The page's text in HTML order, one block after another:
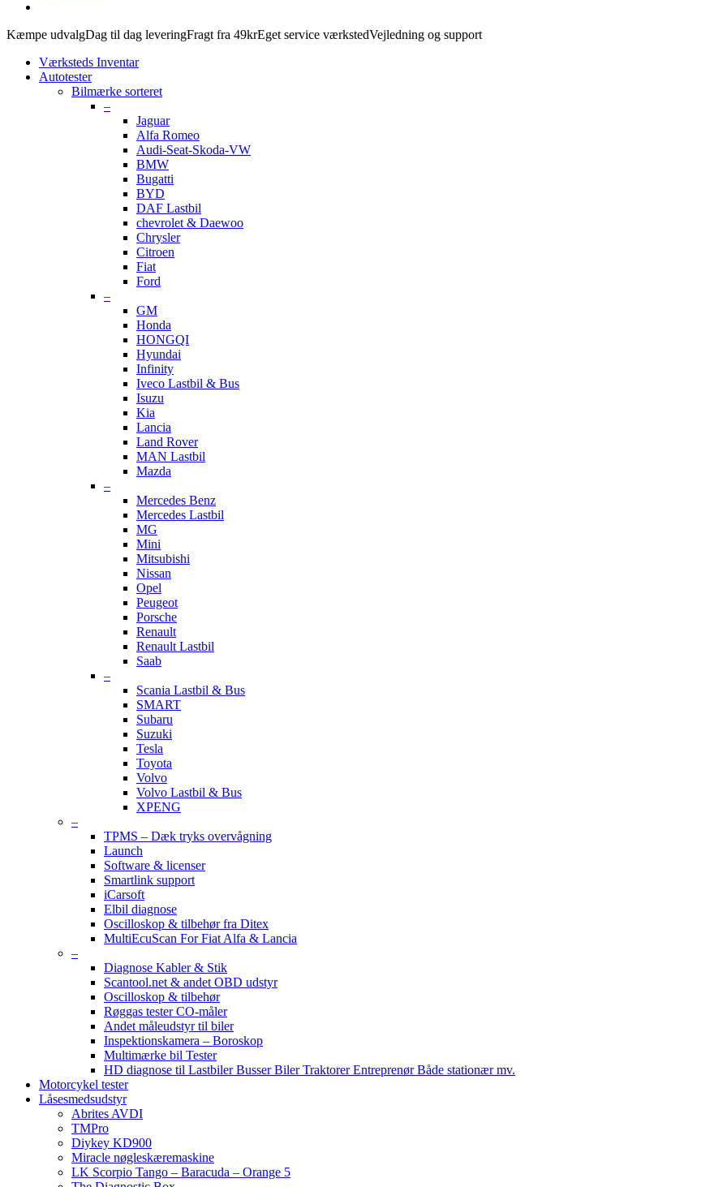
Kæmpe udvalgDag til dag leveringFragt fra 49krEget service værkstedVejledning og support
Værksteds Inventar
Autotester
Bilmærke sorteret
–
Jaguar
Alfa Romeo
Audi-Seat-Skoda-VW
BMW
Bugatti
BYD
DAF Lastbil
chevrolet & Daewoo
Chrysler
Citroen
Fiat
Ford
–
GM
Honda
HONGQI
Hyundai
Infinity
Iveco Lastbil & Bus
Isuzu
Kia
Lancia
Land Rover
MAN Lastbil
Mazda
–
Mercedes Benz
Mercedes Lastbil
MG
Mini
Mitsubishi
Nissan
Opel
Peugeot
Porsche
Renault
Renault Lastbil
Saab
–
Scania Lastbil & Bus
SMART
Subaru
Suzuki
Tesla
Toyota
Volvo
Volvo Lastbil & Bus
XPENG
–
TPMS – Dæk tryks overvågning
Launch
Software & licenser
Smartlink support
iCarsoft
Elbil diagnose
Oscilloskop & tilbehør fra Ditex
MultiEcuScan For Fiat Alfa & Lancia
–
Diagnose Kabler & Stik
Scantool.net & andet OBD udstyr
Oscilloskop & tilbehør
Røggas tester CO-måler
Andet måleudstyr til biler
Inspektionskamera – Boroskop
Multimærke bil Tester
HD diagnose til Lastbiler Busser Biler Traktorer Entreprenør Både stationær mv.
Motorcykel tester
Låsesmedsudstyr
Abrites AVDI
TMPro
Diykey KD900
Miracle nøgleskæremaskine
LK Scorpio Tango – Baracuda – Orange 5